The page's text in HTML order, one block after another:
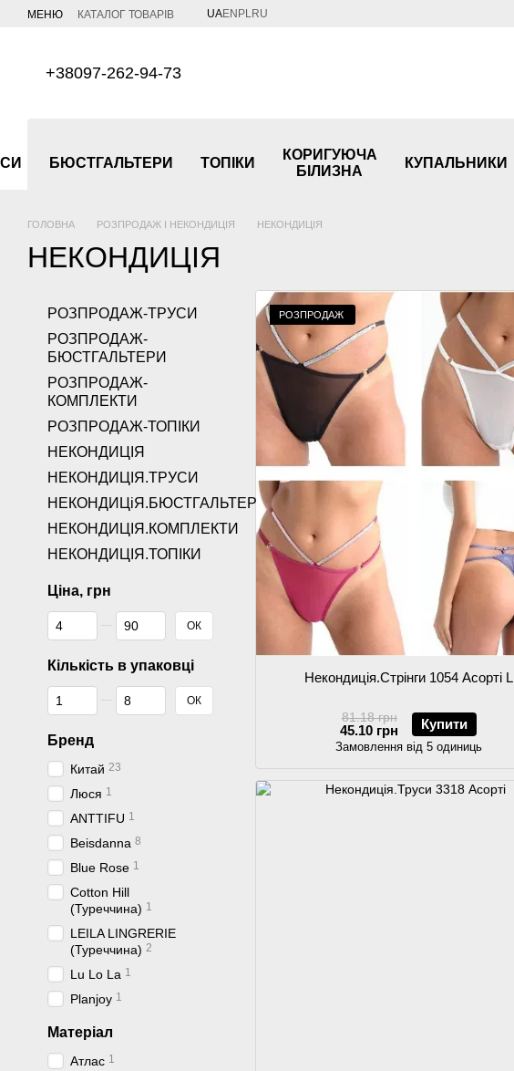
Перейти до основного контенту
МЕНЮ КАТАЛОГ ТОВАРІВ UAEN PLRU
+38097-262-94-73
БЮСТГАЛЬТЕРИ ТОПІКИ
КОРИГУЮЧА
БІЛИЗНА
КУПАЛЬНИКИ
ГОЛОВНА РОЗПРОДАЖ І НЕКОНДИЦІЯ НЕКОНДИЦІЯ
НЕКОНДИЦІЯ
РОЗПРОДАЖ
Некондиція.Стрінги 1054 Асорті L
81.18 грн
45.10 грн Купити
Замовлення від 5 одиниць
РОЗПРОДАЖ-ТРУСИ
РОЗПРОДАЖ-
БЮСТГАЛЬТЕРИ
РОЗПРОДАЖ-
КОМПЛЕКТИ
РОЗПРОДАЖ-ТОПІКИ
НЕКОНДИЦІЯ
НЕКОНДИЦІЯ.ТРУСИ
НЕКОНДИЦіЯ.БЮСТГАЛЬТЕРИ
НЕКОНДИЦІЯ.КОМПЛЕКТИ
НЕКОНДИЦІЯ.ТОПІКИ
Ціна, грн
Від Ціна, грн
До Ціна, грн ОК
Кількість в упаковці
Від Кількість в упаковці
До Кількість в упаковці ОК
Бренд
Китай 23
Люся 1
ANTTIFU 1
Beisdanna 8
Blue Rose 1
Cotton Hill
(Туреччина) 1
LEILA LINGRERIE
(Туреччина) 2
Lu Lo La 1
Planjoy 1
Матеріал
Атлас 1